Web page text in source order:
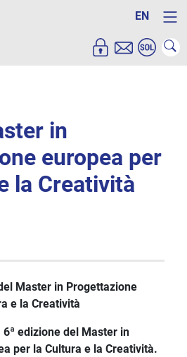
EN
in
europea per
la Creatività
Master in Progettazione
e la Creatività
6ª edizione del Master in
per la Cultura e la Creatività.